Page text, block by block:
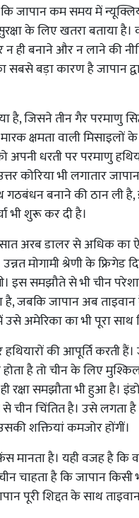
कि जापान कम समय में
के लिए खतरा बताया
ही बनाने और न लाने की
बड़ा कारण है जापान
है, जिसने तीन गैर परमाणु
क्षमता वाली मिसाइलों के
अपनी धरती पर परमाणु
कोरिया भी लगातार
बनाने की ठान ली है,
भी शुरू कर दी है।
अरब डालर से अधिक का
मोगामी श्रेणी के फ्रिगेड
इस समझौते से भी चीन
है, जबकि जापान अब
अमेरिका का भी पूरा साथ
की आपूर्ति करती
है तो चीन के लिए
रक्षा समझौता भी हुआ है।
चिंतित है। उसे लगता है
शक्तियां कमजोर होंगीं।
मानता है। यही वजह है कि
चाहता है कि जापान
पूरी शिद्दत के साथ